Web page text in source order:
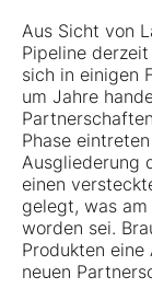
Aus Sicht von
Pipeline
sich in einigen
um Jahre
Phase
Ausgliederung
einen
gelegt, was
worden sei.
Produkten
neuen